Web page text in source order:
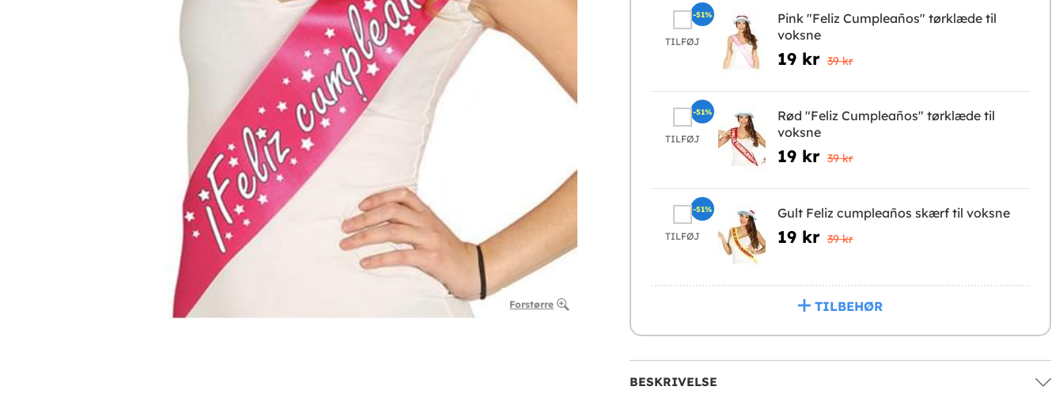
Forstørre
TILFØJ
Pink "Feliz Cumpleaños" tørklæde til
voksne
19 kr 39 kr
-51%
TILFØJ
Rød "Feliz Cumpleaños" tørklæde til
voksne
19 kr 39 kr
-51%
TILFØJ
Gult Feliz cumpleaños skærf til voksne
19 kr 39 kr
-51%
TILBEHØR
BESKRIVELSE